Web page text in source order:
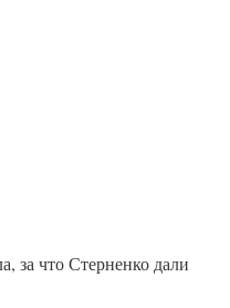
за что Стерненко дали